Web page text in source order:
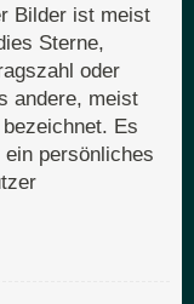
Bilder ist meist
Sterne,
oder
andere, meist
Es
persönliches